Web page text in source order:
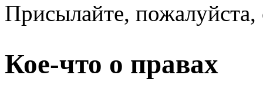
Присылайте,
Кое-что о правах